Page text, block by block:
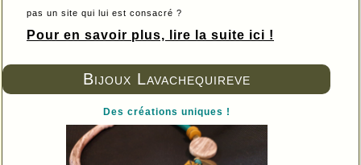
Bijoux Lavachequireve
Des créations uniques !
pas un site qui lui est consacré ?
Pour en savoir plus, lire la suite ici !